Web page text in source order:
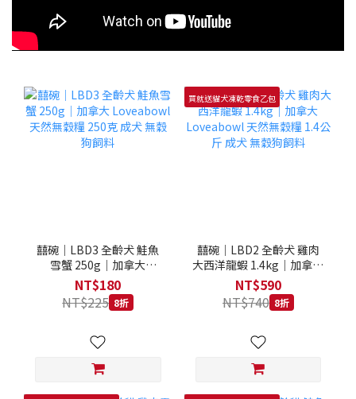
囍碗｜LBD3 全齡犬 鮭魚
雪蟹 250g｜加拿大
Loveabowl 天然無穀糧
250克 成犬 無穀狗飼料
NT$180
NT$225 8折
買就送貓犬凍乾零食乙包
囍碗｜LBD2 全齡犬 雞肉
大西洋龍蝦 1.4kg｜加拿大
Loveabowl 天然無穀糧
1.4公斤 成犬 無穀狗飼料
NT$590
NT$740 8折